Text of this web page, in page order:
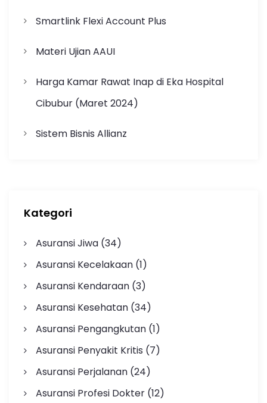
Smartlink Flexi Account Plus
Materi Ujian AAUI
Harga Kamar Rawat Inap di Eka Hospital
Cibubur (Maret 2024)
Sistem Bisnis Allianz
Kategori
Asuransi Jiwa(34)
Asuransi Kecelakaan(1)
Asuransi Kendaraan(3)
Asuransi Kesehatan(34)
Asuransi Pengangkutan(1)
Asuransi Penyakit Kritis (7)
Asuransi Perjalanan(24)
Asuransi Profesi Dokter(12)